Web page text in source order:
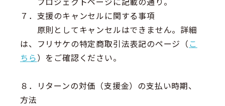
プロジェクトページに記載の通り。
７．支援のキャンセルに関する事項
原則としてキャンセルはできません。詳細
は、フリサケの特定商取引法表記のページ（ こ
ちら ）をご確認ください。
８．リターンの対価（支援金）の支払い時期、
方法